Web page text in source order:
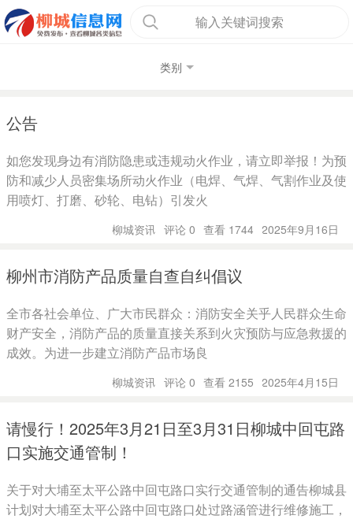
输入关键词搜索
类别
公告
如您发现身边有消防隐患或违规动火作业，请立即举报！为预
防和减少人员密集场所动火作业（电焊、气焊、气割作业及使
用喷灯、打磨、砂轮、电钻）引发火
柳城资讯 评论 0 查看 1744 2025年9月16日
柳州市消防产品质量自查自纠倡议
全市各社会单位、广大市民群众：消防安全关乎人民群众生命
财产安全，消防产品的质量直接关系到火灾预防与应急救援的
成效。为进一步建立消防产品市场良
柳城资讯 评论 0 查看 2155 2025年4月15日
请慢行！2025年3月21日至3月31日柳城中回屯路
口实施交通管制！
关于对大埔至太平公路中回屯路口实行交通管制的通告柳城县
计划对大埔至太平公路中回屯路口处过路涵管进行维修施工，